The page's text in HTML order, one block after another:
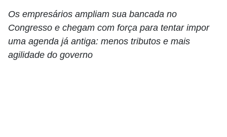
Os empresários ampliam sua bancada no
Congresso e chegam com força para tentar impor
uma agenda já antiga: menos tributos e mais
agilidade do governo